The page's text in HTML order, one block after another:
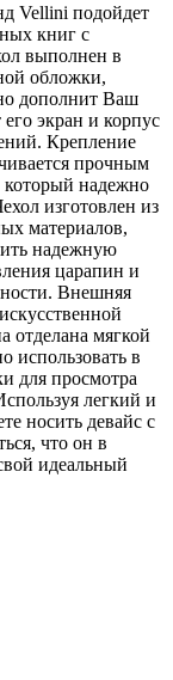
Vellini подойдет
книг с
выполнен в
обложки,
дополнит Ваш
экран и корпус
Крепление
прочным
надежно
изготовлен из
материалов,
надежную
царапин и
Внешняя
отделана мягкой
использовать в
для просмотра
легкий и
носить девайс с
что он в
идеальный